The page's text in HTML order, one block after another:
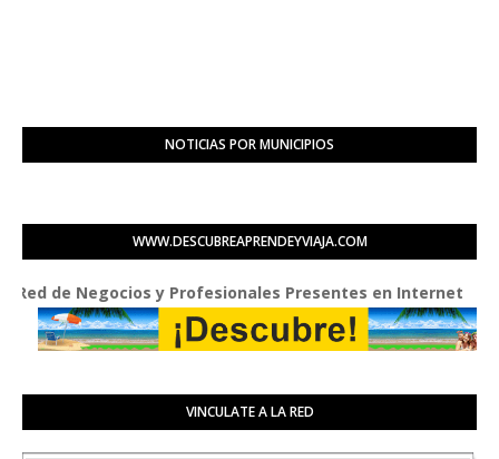
NOTICIAS POR MUNICIPIOS
WWW.DESCUBREAPRENDEYVIAJA.COM
Negocios y Profesionales Presentes en Internet
VINCULATE A LA RED